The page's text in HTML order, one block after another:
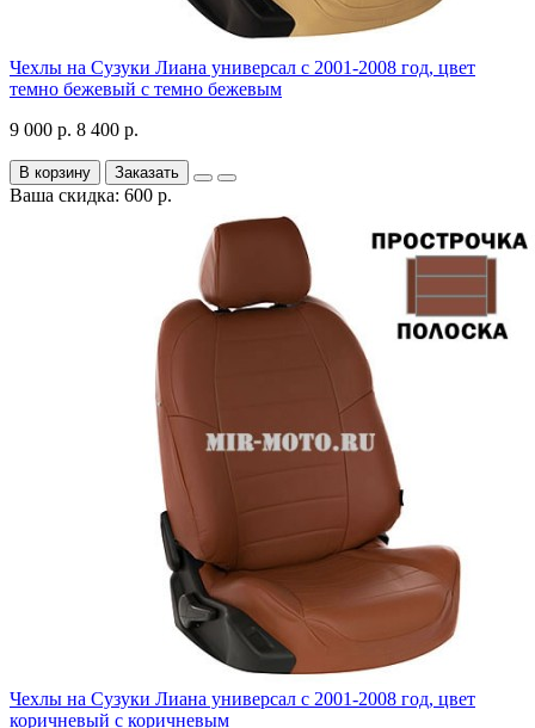
Чехлы на Сузуки Лиана универсал с 2001-2008 год, цвет
темно бежевый с темно бежевым
9 000 р. 8 400 р.
В корзину Заказать
Ваша скидка: 600 р.
Чехлы на Сузуки Лиана универсал с 2001-2008 год, цвет
коричневый с коричневым